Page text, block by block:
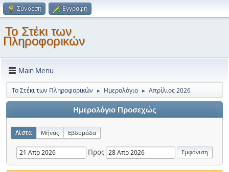
Σύνδεση Εγγραφή
Το Στέκι των
Πληροφορικών
Main Menu
Το Στέκι των Πληροφορικών ► Ημερολόγιο ► Απρίλιος 2026
Ημερολόγιο Προσεχώς
Λίστα Μήνας Εβδομάδα
Προς